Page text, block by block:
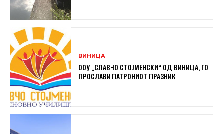
ВИНИЦА
ООУ „СЛАВЧО СТОЈМЕНСКИ“ ОД ВИНИЦА, ГО
ПРОСЛАВИ ПАТРОНИОТ ПРАЗНИК